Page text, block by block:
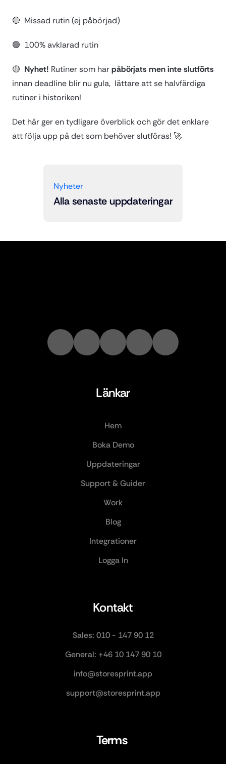
🔴  Missad rutin (ej påbörjad)
🟢  100% avklarad rutin
🟡 Nyhet! Rutiner som har påbörjats men inte slutförts
innan deadline blir nu gula,  lättare att se halvfärdiga
rutiner i historiken!
Det här ger en tydligare överblick och gör det enklare
att följa upp på det som behöver slutföras! 🚀
Nyheter
Alla senaste uppdateringar
Kontakt
Sales: 010 - 147 90 12
General: +46 10 147 90 10
info@storesprint.app
support@storesprint.app
Terms
Länkar
Hem
Boka Demo
Uppdateringar
Support & Guider
Work
Blog
Integrationer
Logga In